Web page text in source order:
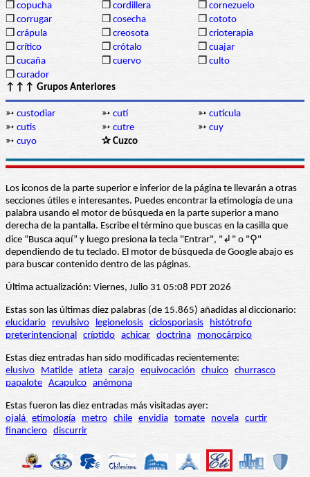
❒ copucha ❒ cordillera ❒ cornezuelo
❒ corrugar ❒ cosecha ❒ cototo
❒ crápula ❒ creosota ❒ crioterapia
❒ crítico ❒ crótalo ❒ cuajar
❒ cucaña ❒ cuervo ❒ culto
❒ curador
↑↑↑ Grupos Anteriores
➳ custodiar ➳ cutí ➳ cutícula
➳ cutis ➳ cutre ➳ cuy
➳ cuyo ✰ Cuzco
Los iconos de la parte superior e inferior de la página te llevarán a otras
secciones útiles e interesantes. Puedes encontrar la etimología de una
palabra usando el motor de búsqueda en la parte superior a mano
derecha de la pantalla. Escribe el término que buscas en la casilla que
dice “Busca aquí” y luego presiona la tecla "Entrar", "↲" o "⚲"
dependiendo de tu teclado. El motor de búsqueda de Google abajo es
para buscar contenido dentro de las páginas.
Última actualización: Viernes, Julio 31 05:08 PDT 2026
Estas son las últimas diez palabras (de 15.865) añadidas al diccionario:
elucidario
revulsivo legionelosis ciclosporiasis
histótrofo
preterintencional críptido achicar doctrina monocárpico
Estas diez entradas han sido modificadas recientemente:
elusivo
Matilde atleta carajo equivocación chuico churrasco
papalote Acapulco anémona
Estas fueron las diez entradas más visitadas ayer:
ojalá etimología metro chile envidia tomate novela curtir
financiero discurrir